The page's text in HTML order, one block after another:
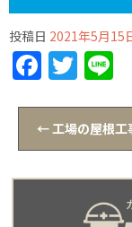
投稿日 2021年5月15
←工場の屋根工